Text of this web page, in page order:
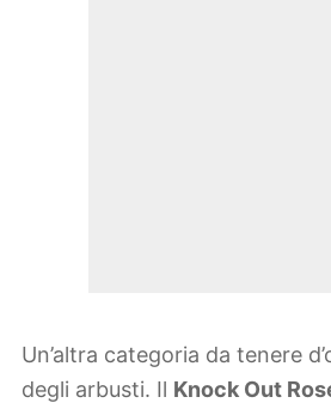
Un’altra categoria da tenere
degli arbusti. Il Knock Out